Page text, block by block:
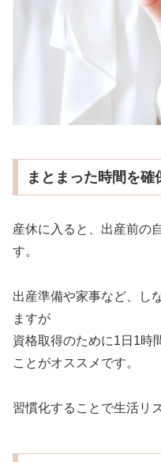
まとまった時間を確
産休に入ると、出産前の
す。
出産準備や家事など、し
ますが
資格取得のために1日1時
ことがオススメです。
習慣化することで生活リ